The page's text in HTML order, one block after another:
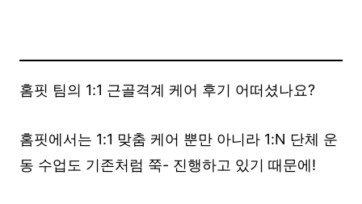
홈핏 팀의 1:1 근골격계 케어 후기 어떠셨나요?
홈핏에서는 1:1 맞춤 케어 뿐만 아니라 1:N 단체 운
동 수업도 기존처럼 쭉- 진행하고 있기 때문에!